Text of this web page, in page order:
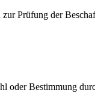
Prüfung der
Bestimmung